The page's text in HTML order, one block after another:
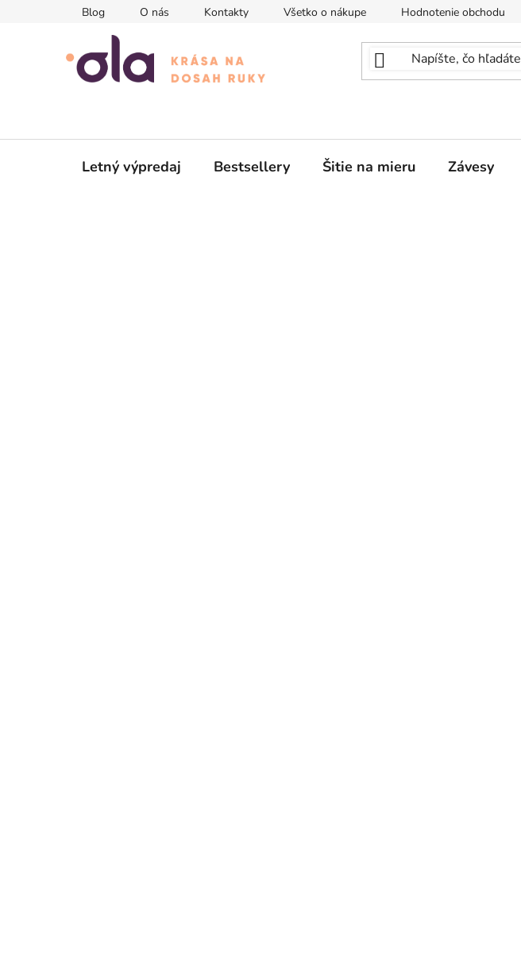
Blog O nás Kontakty Všetko o nákupe Hodnotenie obchodu
Letný výpredaj Bestsellery Šitie na mieru Závesy